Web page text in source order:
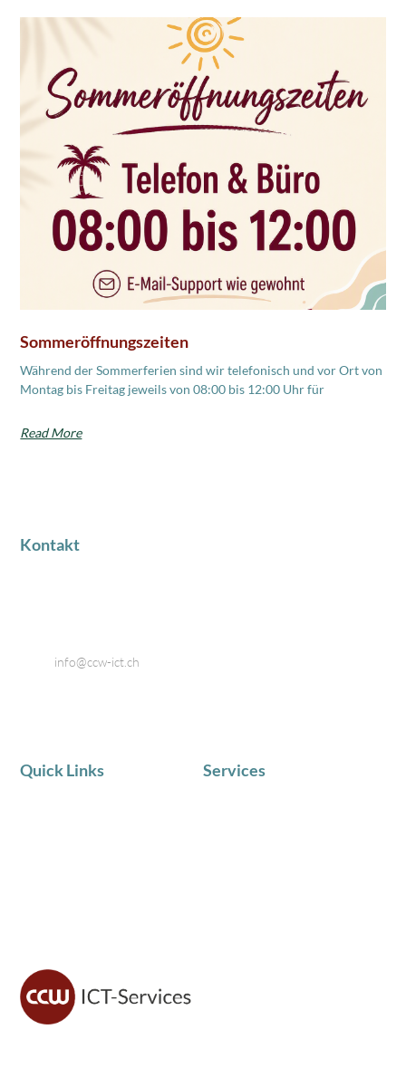
Sommeröffnungszeiten
Während der Sommerferien sind wir telefonisch und vor Ort von
Montag bis Freitag jeweils von 08:00 bis 12:00 Uhr für
Read More
Services
Quick Links
Kontakt
info@ccw-ict.ch